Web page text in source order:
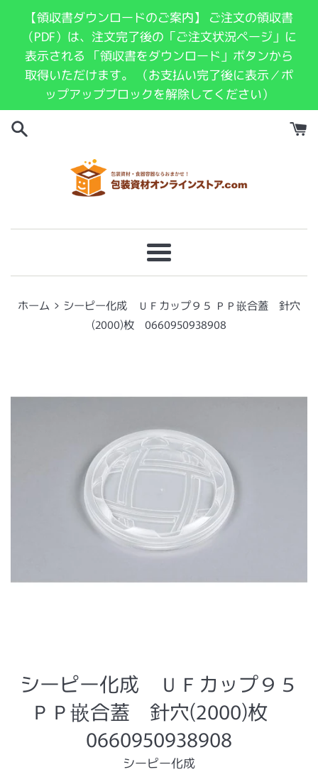
【領収書ダウンロードのご案内】 ご注文の領収書
（PDF）は、注文完了後の「ご注文状況ページ」に
表示される 「領収書をダウンロード」ボタンから
取得いただけます。 （お支払い完了後に表示／ポ
ップアップブロックを解除してください）
メ
ニ
ュ
ー
ホーム › シーピー化成 ＵＦカップ９５ ＰＰ嵌合蓋 針穴
(2000)枚 0660950938908
シーピー化成 ＵＦカップ９５
ＰＰ嵌合蓋 針穴(2000)枚
0660950938908
シーピー化成